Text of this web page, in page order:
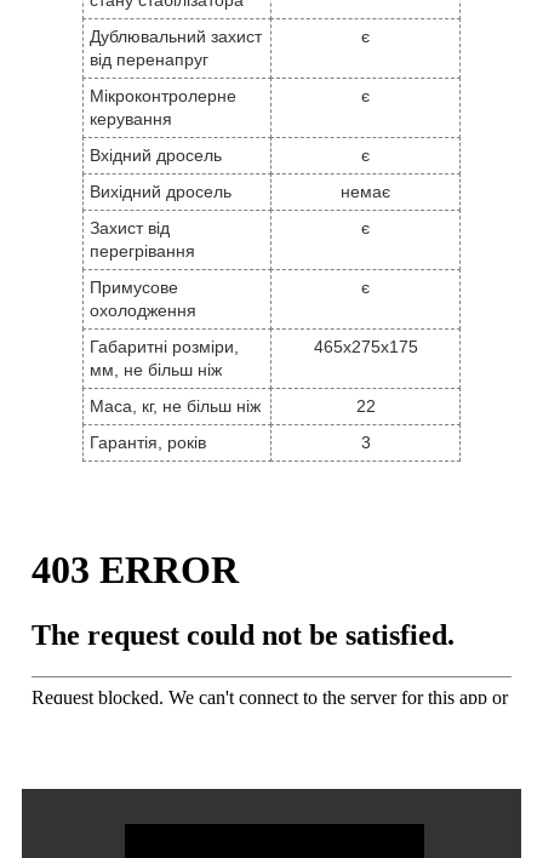
Дублювальний захист
від перенапруг
є
Мікроконтролерне
керування
є
Вхідний дросель
є
Вихідний дросель
немає
Захист від
перегрівання
є
Примусове
охолодження
є
Габаритні розміри,
мм, не більш ніж
465x275x175
Маса, кг, не більш ніж
22
Гарантія, років
3